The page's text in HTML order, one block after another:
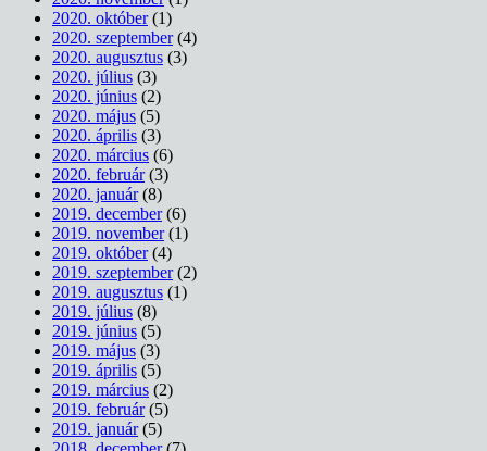
2020. október(1)
2020. szeptember(4)
2020. augusztus (3)
2020. július (3)
2020. június (2)
2020. május (5)
2020. április (3)
2020. március (6)
2020. február(3)
2020. január(8)
2019. december(6)
2019. november(1)
2019. október(4)
2019. szeptember(2)
2019. augusztus (1)
2019. július (8)
2019. június (5)
2019. május (3)
2019. április (5)
2019. március (2)
2019. február(5)
2019. január(5)